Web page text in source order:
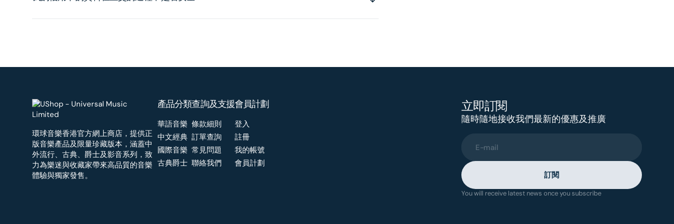
環球音樂香港官方網上商店，提供正
版音樂產品及限量珍藏版本，涵蓋中
外流行、古典、爵士及影音系列，致
力為樂迷與收藏家帶來高品質的音樂
體驗與獨家發售。
產品分類
華語音樂
中文經典
國際音樂
古典爵士
查詢及支援
條款細則
訂單查詢
常見問題
聯絡我們
會員計劃
登入
註冊
我的帳號
會員計劃
立即訂閱
隨時隨地接收我們最新的優惠及推廣
E-mail
訂閱
You will receive latest news once you subscribe